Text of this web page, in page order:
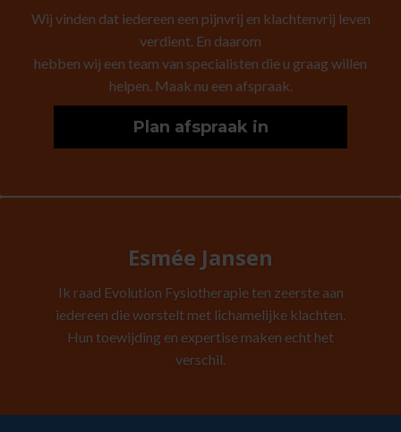
Wij vinden dat iedereen een pijnvrij en klachtenvrij leven
verdient. En daarom
hebben wij een team van specialisten die u graag willen
helpen. Maak nu een afspraak.
Plan afspraak in
Esmée Jansen
Ik raad Evolution Fysiotherapie ten zeerste aan
iedereen die worstelt met lichamelijke klachten.
Hun toewijding en expertise maken echt het
verschil.